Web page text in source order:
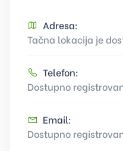
Adresa:
Tačna lokacija je
Telefon:
Dostupno
Email:
Dostupno